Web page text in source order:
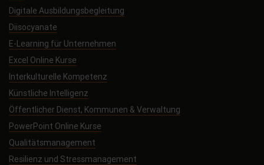
Digitale Ausbildungsbegleitung
Diisocyanate
E-Learning für Unternehmen
Excel Online Kurse
Interkulturelle Kompetenz
Künstliche Intelligenz
Öffentlicher Dienst, Kommunen & Verwaltung
PowerPoint Online Kurse
Qualitätsmanagement
Resilienz und Stressmanagement